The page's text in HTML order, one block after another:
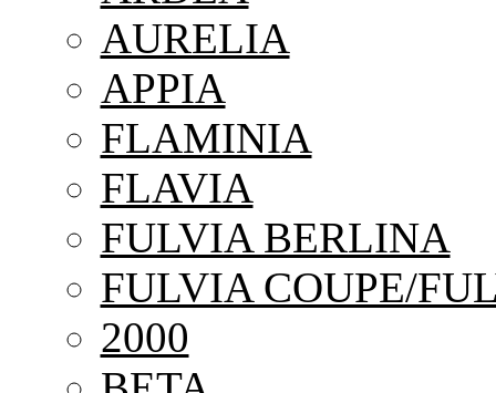
AURELIA
APPIA
FLAMINIA
FLAVIA
FULVIA BERLINA
FULVIA COUPE/
2000